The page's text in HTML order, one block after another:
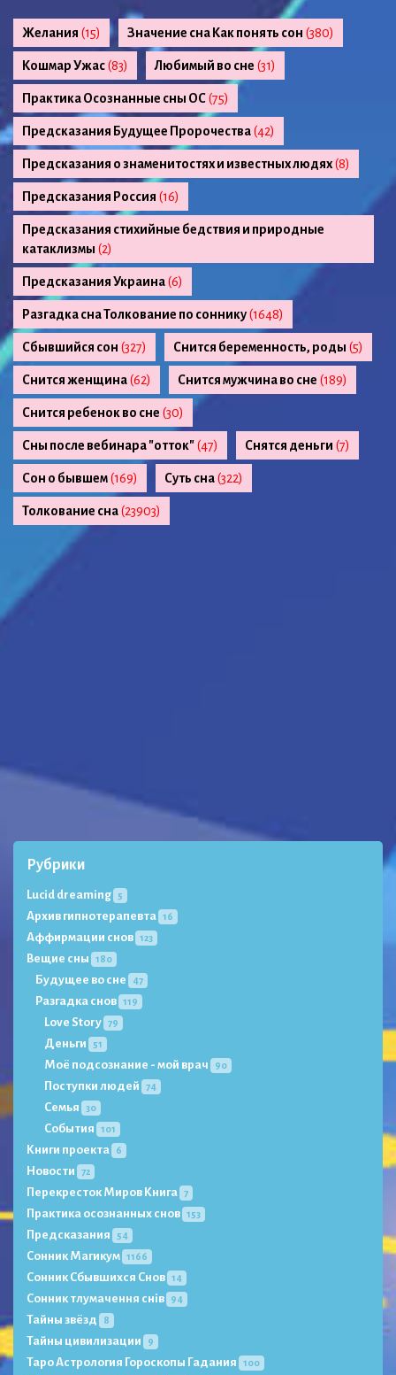
Желания (15) Значение сна Как понять сон (380)
Кошмар Ужас(83) Любимый во сне (31)
Практика Осознанные сны ОС(75)
Предсказания Будущее Пророчества(42)
Предсказания о знаменитостях и известных людях(8)
Предсказания Россия (16)
Предсказания стихийные бедствия и природные
катаклизмы (2)
Предсказания Украина(6)
Разгадка сна Толкование по соннику(1648)
Сбывшийся сон (327) Снится беременность, роды (5)
Снится женщина(62) Снится мужчина во сне (189)
Снится ребенок во сне (30)
Сны после вебинара "отток"(47) Снятся деньги (7)
Сон о бывшем(169) Суть сна(322)
Толкование сна(23903)
Рубрики
Lucid dreaming 5
Архив гипнотерапевта 16
Аффирмации снов 123
Вещие сны 180
Будущее во сне 47
Разгадка снов 119
Love Story 79
Деньги 51
Моё подсознание - мой врач 90
Поступки людей 74
Семья 30
События 101
Книги проекта 6
Новости 72
Перекресток Миров Книга 7
Практика осознанных снов 153
Предсказания 54
Сонник Магикум 1166
Сонник Сбывшихся Снов 14
Сонник тлумачення снів 94
Тайны звёзд 8
Тайны цивилизации 9
Таро Астрология Гороскопы Гадания 100